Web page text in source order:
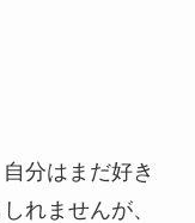
分はまだ好き
れませんが、